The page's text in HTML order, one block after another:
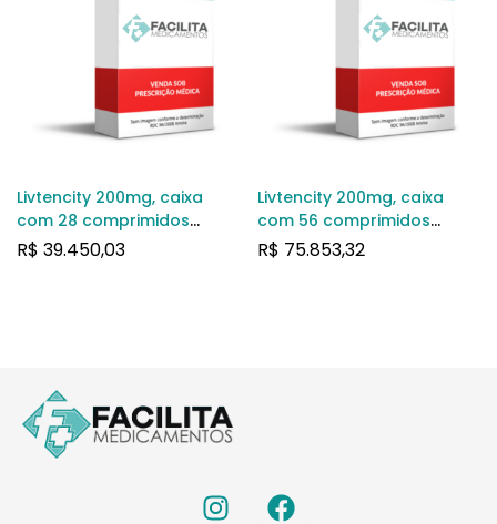
Livtencity 200mg, caixa
com 28 comprimidos
revestidos
R$ 39.450,03
Livtencity 200mg, caixa
com 56 comprimidos
revestidos
R$ 75.853,32